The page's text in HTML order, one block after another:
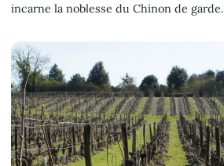
incarne la noblesse du Chinon de garde.